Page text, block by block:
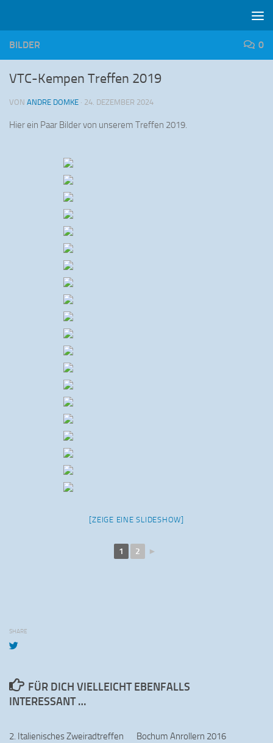
BILDER 0
VTC-Kempen Treffen 2019
VON ANDRE DOMKE · 24. DEZEMBER 2024
Hier ein Paar Bilder von unserem Treffen 2019.
[ZEIGE EINE SLIDESHOW]
1 2 ►
SHARE
FÜR DICH VIELLEICHT EBENFALLS
INTERESSANT …
2. Italienisches Zweiradtreffen
Bochum Anrollern 2016